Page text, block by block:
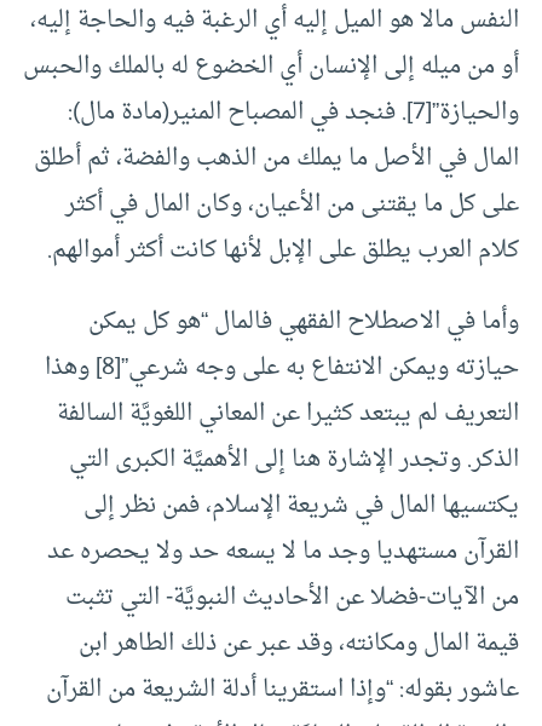
النفس مالا هو الميل إليه أي الرغبة فيه والحاجة إليه،
أو من ميله إلى الإنسان أي الخضوع له بالملك والحبس
والحيازة”[7]. فنجد في المصباح المنير(مادة مال):
المال في الأصل ما يملك من الذهب والفضة، ثم أطلق
على كل ما يقتنى من الأعيان، وكان المال في أكثر
كلام العرب يطلق على الإبل لأنها كانت أكثر أموالهم.
وأما في الاصطلاح الفقهي فالمال “هو كل يمكن
حيازته ويمكن الانتفاع به على وجه شرعي”[8] وهذا
التعريف لم يبتعد كثيرا عن المعاني اللغويَّة السالفة
الذكر. وتجدر الإشارة هنا إلى الأهميَّة الكبرى التي
يكتسيها المال في شريعة الإسلام، فمن نظر إلى
القرآن مستهديا وجد ما لا يسعه حد ولا يحصره عد
من الآيات-فضلا عن الأحاديث النبويَّة- التي تثبت
قيمة المال ومكانته، وقد عبر عن ذلك الطاهر ابن
عاشور بقوله: “وإذا استقرينا أدلة الشريعة من القرآن